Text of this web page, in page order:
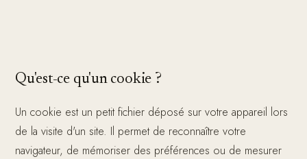
Qu'est-ce qu'un cookie ?
Un cookie est un petit fichier déposé sur votre appareil lors
de la visite d'un site. Il permet de reconnaître votre
navigateur, de mémoriser des préférences ou de mesurer